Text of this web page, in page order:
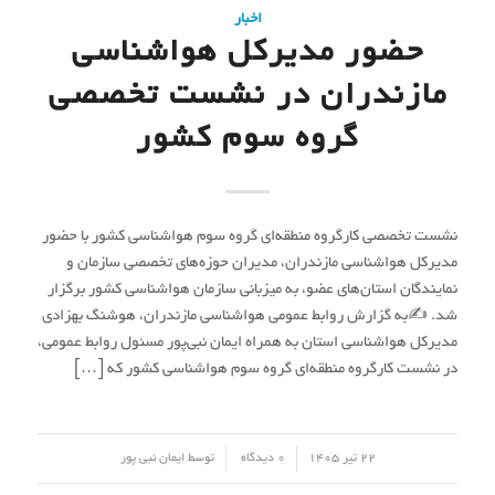
اخبار
حضور مدیرکل هواشناسی
مازندران در نشست تخصصی
گروه سوم کشور
نشست تخصصی کارگروه منطقه‌ای گروه سوم هواشناسی کشور با حضور
مدیرکل هواشناسی مازندران، مدیران حوزه‌های تخصصی سازمان و
نمایندگان استان‌های عضو، به میزبانی سازمان هواشناسی کشور برگزار
شد. ✍به گزارش روابط عمومی هواشناسی مازندران، هوشنگ بهزادی
مدیرکل هواشناسی استان به همراه ایمان نبی‌پور مسئول روابط عمومی،
در نشست کارگروه منطقه‌ای گروه سوم هواشناسی کشور که […]
22 تیر 1405
/ 0 دیدگاه توسط ایمان نبی پور